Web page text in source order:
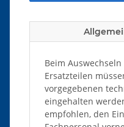
Beim
Ersatzteilen
vorgegebenen
eingehalten
empfohlen, den